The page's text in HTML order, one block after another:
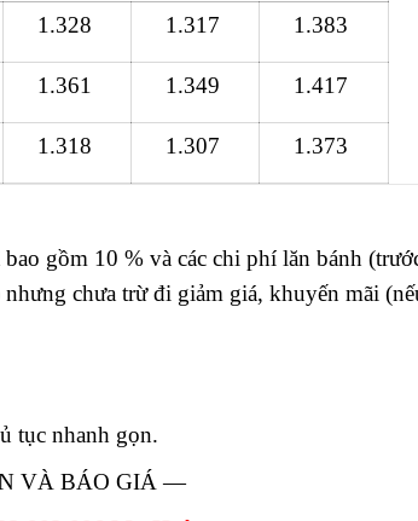
1.328 1.317 1.383
1.361 1.349 1.417
1.318 1.307 1.373
bao gồm 10 % và các chi phí lăn bánh
chưa trừ đi giảm giá, khuyến mãi
tục nhanh gọn.
VÀ BÁO GIÁ —